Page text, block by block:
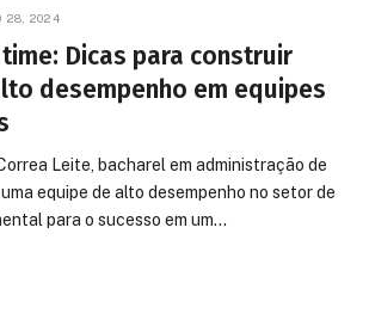
28, 2024
Dicas para construir
desempenho em equipes
Leite, bacharel em administração de
equipe de alto desempenho no setor de
para o sucesso em um…